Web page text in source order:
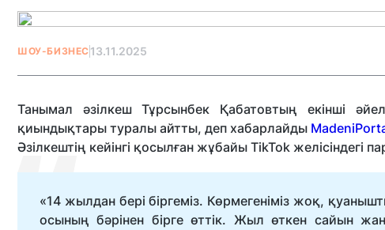
ШОУ-БИЗНЕС 13.11.2025
Танымал әзілкеш Тұрсынбек Қабатовтың екінші
қиындықтары туралы айтты, деп хабарлайды
Әзілкештің кейінгі қосылған жұбайы TikTok желісіндегі
«14 жылдан бері біргеміз. Көрмегеніміз жоқ,
осының бәрінен бірге өттік. Жыл өткен сайын